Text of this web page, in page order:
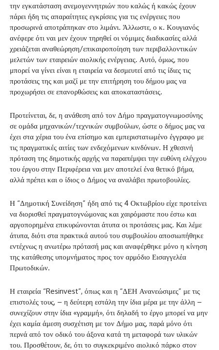
την εγκατάσταση ανεμογεννητριών που καλώς ή κακώς έχουν
πάρει ήδη τις απαραίτητες εγκρίσεις για τις ενέργειες που
προσωρινά αποτράπηκαν στο λιμάνι. Άλλωστε, ο κ. Κουγιανός
ανέφερε ότι ναι μεν έχουν τηρηθεί οι νόμιμες διαδικασίες αλλά
χρειάζεται αναθεώρηση/επικαιροποίηση των περιβαλλοντικών
μελετών των εταιρειών αιολικής ενέργειας. Αυτό, όμως, που
μπορεί να γίνει είναι η εταιρεία να δεσμευτεί από τις ίδιες τις
προτάσεις της και μαζί με την επιτήρηση του δήμου μας να
προχωρήσει σε επανορθώσεις και αποκαταστάσεις.
Προτείνεται, δε, η ανάθεση από τον Δήμο πραγματογνωμοσύνης
σε ομάδα μηχανικών/τεχνικών συμβούλων, ώστε ο δήμος μας να
έχει στα χέρια του ένα επίσημο και εμπεριστατωμένο έγγραφο με
τις πραγματικές αιτίες των ενδεχόμενων κινδύνων. Η χθεσινή
πρόταση της δημοτικής αρχής να παραπέμψει την ευθύνη ελέγχου
του έργου στην Περιφέρεια ναι μεν αποτελεί ένα θετικό βήμα,
αλλά πρέπει και ο ίδιος ο Δήμος να αναλάβει πρωτοβουλίες.
Η “Δημοτική Συνείδηση” ήδη από τις 4 Οκτωβρίου είχε προτείνει
να διορισθεί πραγματογνώμονας και χαιρόμαστε που έστω και
αργοπορημένα επικυρώνονται άτυπα οι προτάσεις μας. Και λέμε
άτυπα, διότι στα πρακτικά αυτού του συμβουλίου αποσιωπήθηκε
εντέχνως η ανωτέρω πρότασή μας και αναφέρθηκε μόνο η κίνηση
της κατάθεσης υπομνήματος προς τον αρμόδιο Εισαγγελέα
Πρωτοδικών.
Η εταιρεία “Resinvest”, όπως και η “ΔΕΗ Ανανεώσιμες” με τις
επιστολές τους, – η δεύτερη εστάλη την ίδια μέρα με την άλλη –
συνεχίζουν στην ίδια «γραμμή», ότι δηλαδή το έργο μπορεί να μην
έχει καμία άμεση συσχέτιση με τον Δήμο μας, παρά μόνο ότι
περνά από τον οδικό του άξονα κατά τη μεταφορά των υλικών
του. Προσθέτουν, δε, ότι το συγκεκριμένο αιολικό πάρκο στον